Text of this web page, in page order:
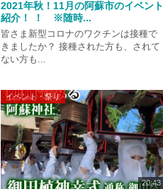
2021年秋！11月の阿蘇市のイベント
紹介！ ！ ※随時...
皆さま新型コロナのワクチンは接種で
きましたか？ 接種された方も、されて
ない方も...
イベント・祭り
20:43